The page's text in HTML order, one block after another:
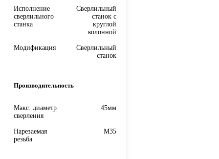
Исполнение
сверлильного
станка
Сверлильный
станок с
круглой
колонной
Модификация
Сверлильный
станок
Производительность
Макс. диаметр
сверления
45мм
Нарезаемая
резьба
M35